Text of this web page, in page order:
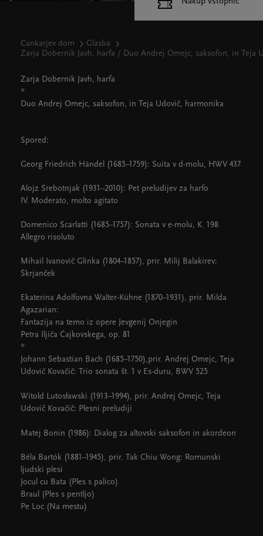
Cankarjev dom
Glasba
Zarja Dobernik Javh, harfa / Duo Andrej Omejc, saksofon, in Teja
Zarja Dobernik Javh, harfa
*
Duo Andrej Omejc, saksofon, in Teja Udovič, harmonika
Spored:
Georg Friedrich Händel (1685–1759): Suita v d-molu, HWV 437
Alojz Srebotnjak (1931–2010): Pet preludijev za harfo
IV. Moderato, molto agitato
Domenico Scarlatti (1685–1757): Sonata v e-molu, K. 198
Allegro risoluto
Mihail Ivanovič Glinka (1804–1857), prir. Milij Balakirev:
Škrjanček
Ekaterina Adolfovna Walter-Kühne (1870–1931), prir. Milda
Agazarian:
Fantazija na temo iz opere Jevgenij Onjegin
Petra Iljiča Čajkovskega, op. 81
*
Johann Sebastian Bach (1685–1750),prir. Andrej Omejc, Teja
Udovič Kovačič: Trio sonata št. 1 v Es-duru, BWV 525
Witold Lutosławski (1913–1994), prir. Andrej Omejc, Teja
Udovič Kovačič: Plesni preludiji
Matej Bonin (1986): Dialog za altovski saksofon in akordeon
Béla Bartók (1881–1945), prir. Tak Chiu Wong: Romunski
ljudski plesi
Jocul cu Bata (Ples s palico)
Braul (Ples s pentljo)
Pe Loc (Na mestu)